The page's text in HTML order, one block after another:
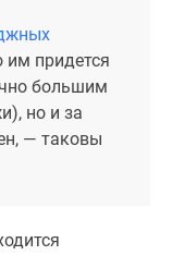
им придется
большим
но и за
— таковы